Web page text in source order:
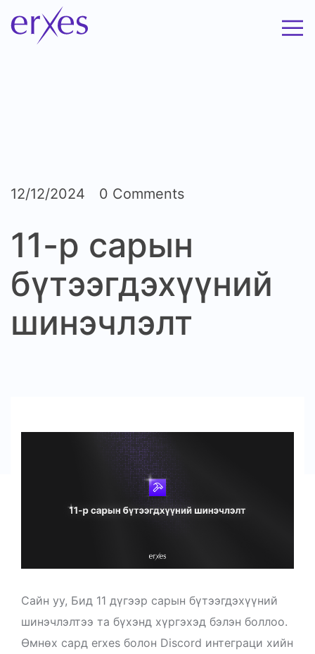
12/12/2024 0 Comments
11-р сарын
бүтээгдэхүүний
шинэчлэлт
Сайн уу, Бид 11 дүгээр сарын бүтээгдэхүүний
шинэчлэлтээ та бүхэнд хүргэхэд бэлэн боллоо.
Өмнөх сард erxes болон Discord интеграци хийн